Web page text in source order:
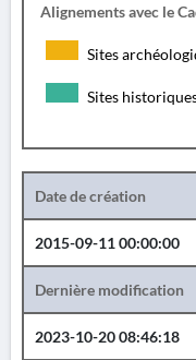
Alignements avec le
Sites
Sites
Date de création
2015-09-11 00:00:00
Dernière modification
2023-10-20 08:46:18